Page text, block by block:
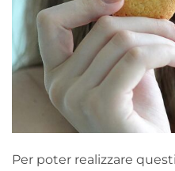
Per poter realizzare questi